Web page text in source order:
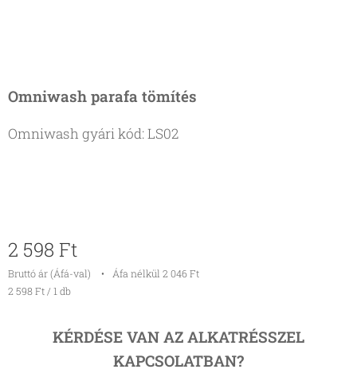
Omniwash parafa tömítés
Omniwash gyári kód: LS02
2 598 Ft
Bruttó ár (Áfá-val)
Áfa nélkül 2 046 Ft
2 598 Ft / 1 db
KÉRDÉSE VAN AZ ALKATRÉSSZEL
KAPCSOLATBAN?